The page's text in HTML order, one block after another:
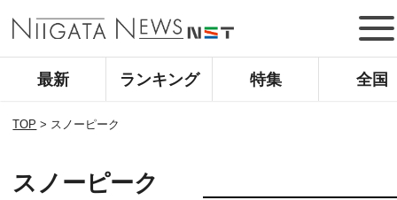
最新 ランキング 特集 全国
TOP > スノーピーク
スノーピーク